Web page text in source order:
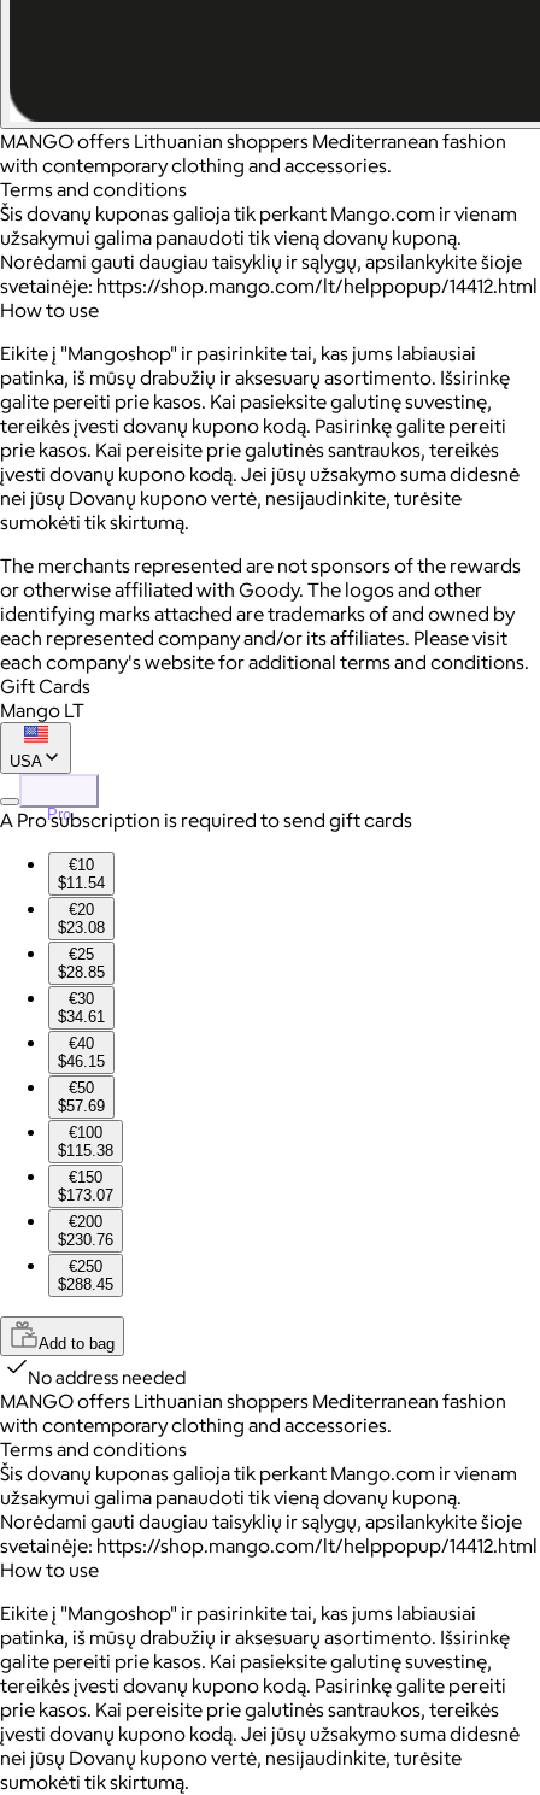
MANGO offers Lithuanian shoppers Mediterranean fashion
with contemporary clothing and accessories.
Terms and conditions
Šis dovanų kuponas galioja tik perkant Mango.com ir vienam
užsakymui galima panaudoti tik vieną dovanų kuponą.
Norėdami gauti daugiau taisyklių ir sąlygų, apsilankykite šioje
svetainėje: https://shop.mango.com/lt/helppopup/14412.html
How to use
Eikite į "Mangoshop" ir pasirinkite tai, kas jums labiausiai
patinka, iš mūsų drabužių ir aksesuarų asortimento. Išsirinkę
galite pereiti prie kasos. Kai pasieksite galutinę suvestinę,
tereikės įvesti dovanų kupono kodą. Pasirinkę galite pereiti
prie kasos. Kai pereisite prie galutinės santraukos, tereikės
įvesti dovanų kupono kodą. Jei jūsų užsakymo suma didesnė
nei jūsų Dovanų kupono vertė, nesijaudinkite, turėsite
sumokėti tik skirtumą.
The merchants represented are not sponsors of the rewards
or otherwise affiliated with Goody. The logos and other
identifying marks attached are trademarks of and owned by
each represented company and/or its affiliates. Please visit
each company's website for additional terms and conditions.
Gift Cards
Mango LT
USA
Pro
A Pro subscription is required to send gift cards
€10
$11.54
€20
$23.08
€25
$28.85
€30
$34.61
€40
$46.15
€50
$57.69
€100
$115.38
€150
$173.07
€200
$230.76
€250
$288.45
Add to bag
No address needed
MANGO offers Lithuanian shoppers Mediterranean fashion
with contemporary clothing and accessories.
Terms and conditions
Šis dovanų kuponas galioja tik perkant Mango.com ir vienam
užsakymui galima panaudoti tik vieną dovanų kuponą.
Norėdami gauti daugiau taisyklių ir sąlygų, apsilankykite šioje
svetainėje: https://shop.mango.com/lt/helppopup/14412.html
How to use
Eikite į "Mangoshop" ir pasirinkite tai, kas jums labiausiai
patinka, iš mūsų drabužių ir aksesuarų asortimento. Išsirinkę
galite pereiti prie kasos. Kai pasieksite galutinę suvestinę,
tereikės įvesti dovanų kupono kodą. Pasirinkę galite pereiti
prie kasos. Kai pereisite prie galutinės santraukos, tereikės
įvesti dovanų kupono kodą. Jei jūsų užsakymo suma didesnė
nei jūsų Dovanų kupono vertė, nesijaudinkite, turėsite
sumokėti tik skirtumą.